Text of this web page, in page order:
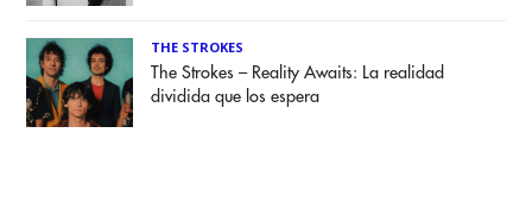
THE STROKES
The Strokes – Reality Awaits: La realidad
dividida que los espera